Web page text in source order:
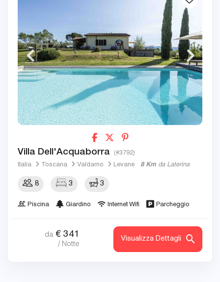
Villa Dell'Acquaborra (#3792)
Italia Toscana Valdarno Levane 8 Km da Laterina
8 3 3
Piscina Giardino Internet Wifi Parcheggio
da € 341
/ Notte
Visualizza Dettagli